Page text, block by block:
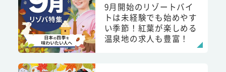
9月開始のリゾートバイ
トは未経験でも始めやす
い季節！紅葉が楽しめる
温泉地の求人も豊富！